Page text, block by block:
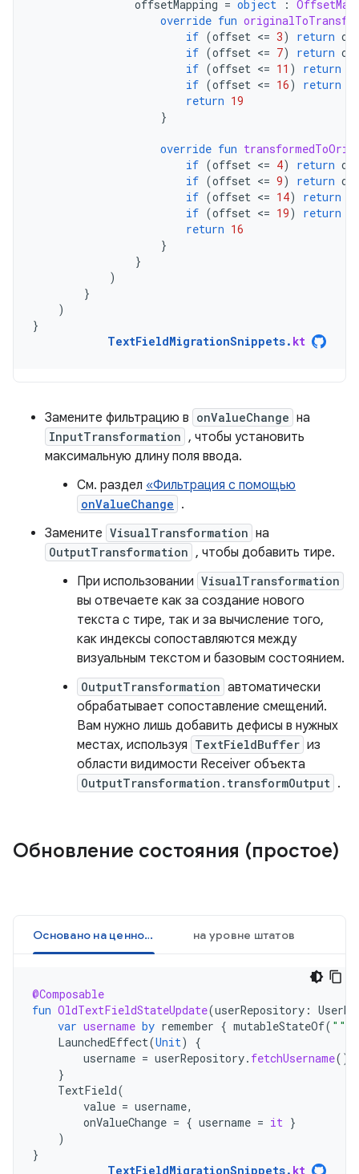
offsetMapping = object :
override fun
if (offset <= 3) return
if (offset <= 7) return
if (offset <= 11 ) return
if (offset <= 16) return
return 19
}
override fun
if (offset <= 4) return
if (offset <= 9) return
if (offset <= 14) return
if (offset <= 19) return
return 16
}
}
)
}
)
}
TextFieldMigrationSnippets. kt
Замените фильтрацию в onValueChange на
InputTransformation , чтобы установить
максимальную длину поля ввода.
См. раздел «Фильтрация с помощью
onValueChange .
Замените VisualTransformation на
OutputTransformation , чтобы добавить тире.
При использовании VisualTransformation
вы отвечаете как за создание нового
текста с тире, так и за вычисление того,
как индексы сопоставляются между
визуальным текстом и базовым состоянием.
OutputTransformation автоматически
обрабатывает сопоставление смещений.
Вам нужно лишь добавить дефисы в нужных
местах, используя TextFieldBuffer из
области видимости Receiver объекта
OutputTransformation.transformOutput .
Обновление состояния (простое)
Основано на ценностях на уровне штатов
@Composable
fun OldTextFieldStateUpdate(userRepository :
var username by remember { mutableStateOf( ""
LaunchedEffect(Unit)
{
username = userRepository. fetchUsername()
}
TextField(
value = username,
onValueChange = { username = it }
)
}
TextFieldMigrationSnippets. kt